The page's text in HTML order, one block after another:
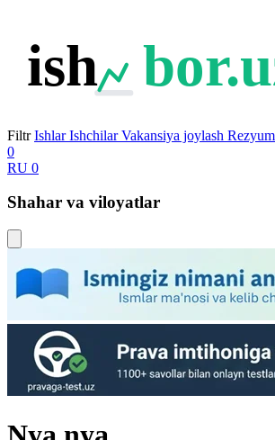
ish
Filtr Ishlar Ishchilar Vakansiya joylash
0
RU 0
Shahar va viloyatlar